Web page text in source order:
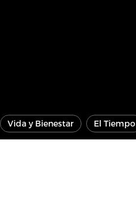
Vida y Bienestar El Tiempo